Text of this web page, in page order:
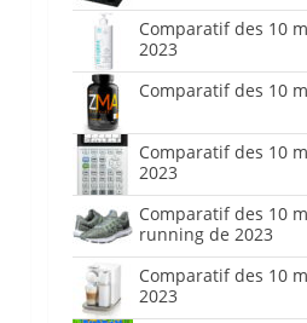
Comparatif des 10
2023
Comparatif des 10
Comparatif des 10
2023
Comparatif des 10
running de 2023
Comparatif des 10
2023